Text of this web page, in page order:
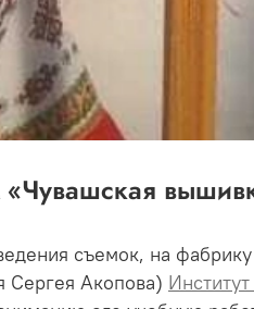
съемок, на
Сергея Акопова)